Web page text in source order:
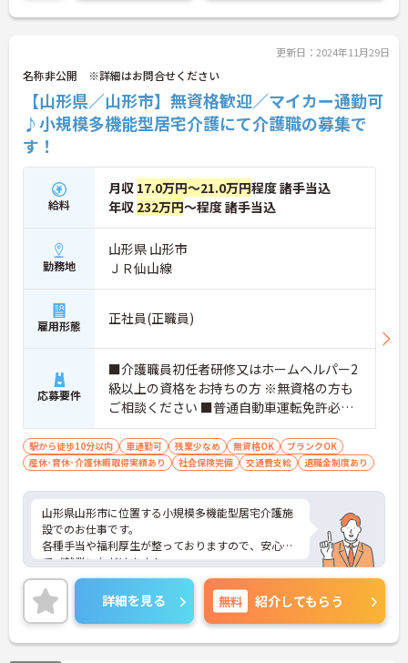
更新日：2024年11月29日
名称非公開 ※詳細はお問合せください
【山形県／山形市】無資格歓迎／マイカー通勤可
♪小規模多機能型居宅介護にて介護職の募集で
す！
給料
月収 17.0万円～21.0万円程度 諸手当込
年収 232万円～程度 諸手当込
勤務地
山形県 山形市
ＪＲ仙山線
雇用形態 正社員(正職員)
応募要件
■介護職員初任者研修又はホームヘルパー2
級以上の資格をお持ちの方 ※無資格の方も
ご相談ください ■普通自動車運転免許必須
（AT可）
駅から徒歩10分以内 車通勤可 残業少なめ 無資格OK
ブランクOK
産休･育休･介護休暇取得実績あり
社会保険完備 交通費支給 退職金制度あり
山形県山形市に位置する小規模多機能型居宅介護施
設でのお仕事です。
各種手当や福利厚生が整っておりますので、安心し
てご就業いただけます！
ご興味のある方には、面接対策ポイントなど、さら
に詳細をお話しいたしますので、お気軽にご相談く
ださい。
詳細を見る 無料 紹介してもらう